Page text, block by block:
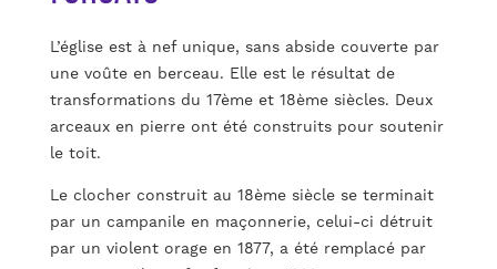
L’église est à nef unique, sans abside couverte par
une voûte en berceau. Elle est le résultat de
transformations du 17ème et 18ème siècles. Deux
arceaux en pierre ont été construits pour soutenir
le toit.
Le clocher construit au 18ème siècle se terminait
par un campanile en maçonnerie, celui-ci détruit
par un violent orage en 1877, a été remplacé par